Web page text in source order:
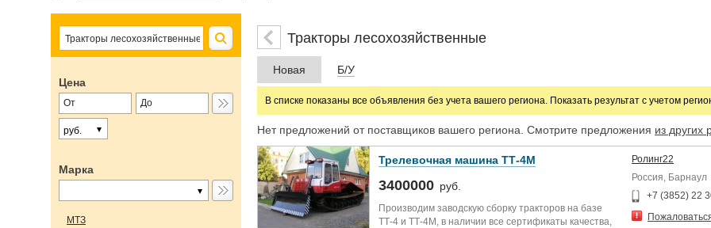
Цена
руб.
Марка
МТЗ
Тракторы лесохозяйственные
Новая Б/У
В списке показаны все объявления без учета вашего региона. Показать результат с учетом
Нет предложений от поставщиков вашего региона. Смотрите предложения из других
Трелевочная машина ТТ-4М
3400000 руб.
Производим заводскую сборку тракторов на базе
ТТ-4 и ТТ-4М, в наличии все сертификаты качества,
Ролинг22
Россия, Барнаул
+7 (3852) 22